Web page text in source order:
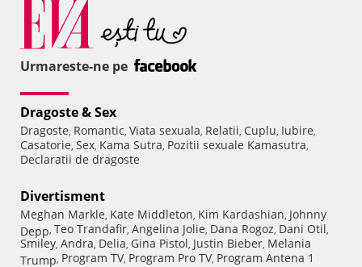
Urmareste-ne pe
Dragoste & Sex
Dragoste, Romantic, Viata sexuala, Relatii, Cuplu, Iubire,
Casatorie, Sex, Kama Sutra, Pozitii sexuale Kamasutra,
Declaratii de dragoste
Divertisment
Meghan Markle, Kate Middleton, Kim Kardashian, Johnny
Depp, Teo Trandafir, Angelina Jolie, Dana Rogoz, Dani Otil,
Smiley, Andra, Delia, Gina Pistol, Justin Bieber, Melania
Trump, Program TV, Program Pro TV, Program Antena 1